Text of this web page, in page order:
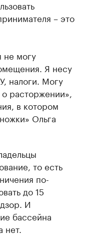
– это
не могу
Я несу
налоги. Могу
расторжении»,
в котором
Ольга
то есть
по-
до 15
И
бассейна
нет.